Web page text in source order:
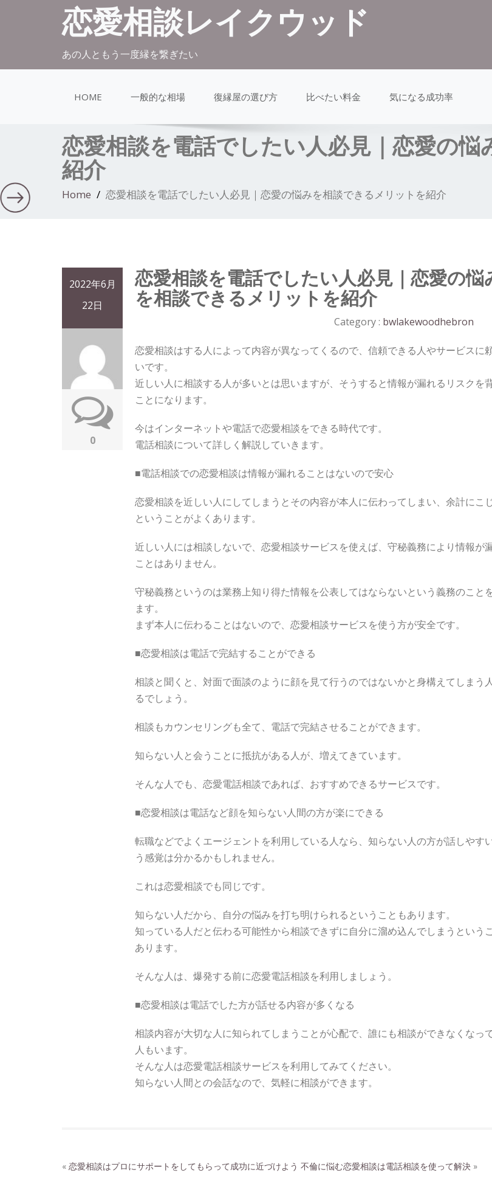
恋愛相談レイクウッド
あの人ともう一度縁を繋ぎたい
HOME 一般的な相場 復縁屋の選び方 比べたい料金 気になる成功率
恋愛相談を電話でしたい人必見｜恋愛の
紹介
Home 恋愛相談を電話でしたい人必見｜恋愛の悩みを相談できるメリットを紹介
2022年6月
22日
0
恋愛相談を電話でしたい人必見｜恋愛の悩
を相談できるメリットを紹介
Category : bwlakewoodhebron
恋愛相談はする人によって内容が異なってくるので、信頼できる人やサービスに
いです。
近しい人に相談する人が多いとは思いますが、そうすると情報が漏れるリスクを
ことになります。
今はインターネットや電話で恋愛相談をできる時代です。
電話相談について詳しく解説していきます。
■電話相談での恋愛相談は情報が漏れることはないので安心
恋愛相談を近しい人にしてしまうとその内容が本人に伝わってしまい、余計にこ
ということがよくあります。
近しい人には相談しないで、恋愛相談サービスを使えば、守秘義務により情報が
ことはありません。
守秘義務というのは業務上知り得た情報を公表してはならないという義務のこと
ます。
まず本人に伝わることはないので、恋愛相談サービスを使う方が安全です。
■恋愛相談は電話で完結することができる
相談と聞くと、対面で面談のように顔を見て行うのではないかと身構えてしまう
るでしょう。
相談もカウンセリングも全て、電話で完結させることができます。
知らない人と会うことに抵抗がある人が、増えてきています。
そんな人でも、恋愛電話相談であれば、おすすめできるサービスです。
■恋愛相談は電話など顔を知らない人間の方が楽にできる
転職などでよくエージェントを利用している人なら、知らない人の方が話しやす
う感覚は分かるかもしれません。
これは恋愛相談でも同じです。
知らない人だから、自分の悩みを打ち明けられるということもあります。
知っている人だと伝わる可能性から相談できずに自分に溜め込んでしまうという
あります。
そんな人は、爆発する前に恋愛電話相談を利用しましょう。
■恋愛相談は電話でした方が話せる内容が多くなる
相談内容が大切な人に知られてしまうことが心配で、誰にも相談ができなくなっ
人もいます。
そんな人は恋愛電話相談サービスを利用してみてください。
知らない人間との会話なので、気軽に相談ができます。
« 恋愛相談はプロにサポートをしてもらって成功に近づけよう 不倫に悩む恋愛相談は電話相談を使って解決 »